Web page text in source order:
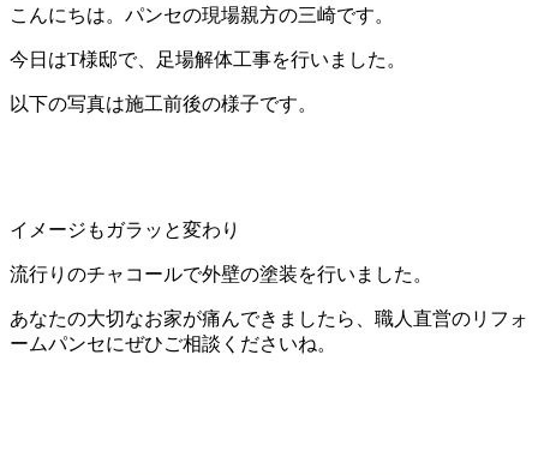
こんにちは。パンセの現場親方の三崎です。
今日はT様邸で、足場解体工事を行いました。
以下の写真は施工前後の様子です。
イメージもガラッと変わり
流行りのチャコールで外壁の塗装を行いました。
あなたの大切なお家が痛んできましたら、職人直営のリフォ
ームパンセにぜひご相談くださいね。